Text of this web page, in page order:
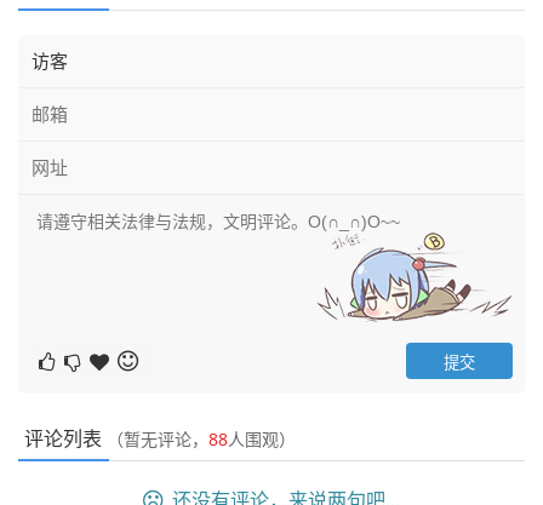
评论列表 （暂无评论， 88人围观）